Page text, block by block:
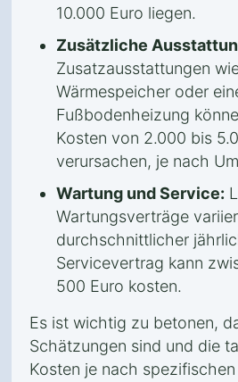
10.000 Euro liegen.
Zusätzliche
Zusatzausstattungen
Wärmespeicher oder
Fußbodenheizung
Kosten von 2.000 bis
verursachen, je nach
Wartung und Service:
Wartungsverträge
durchschnittlicher
Servicevertrag kann
500 Euro kosten.
Es ist wichtig zu betonen,
Schätzungen sind und die
Kosten je nach